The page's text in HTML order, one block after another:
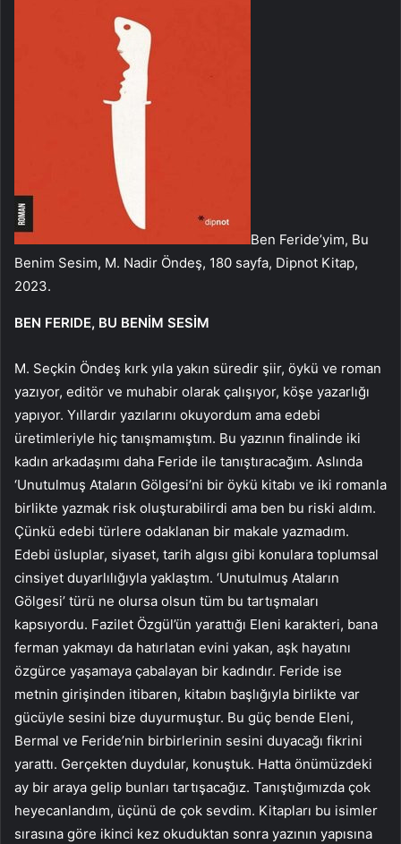
Ben Feride’yim, Bu
Benim Sesim, M. Nadir Öndeş, 180 sayfa, Dipnot Kitap,
2023.
BEN FERIDE, BU BENİM SESİM
M. Seçkin Öndeş kırk yıla yakın süredir şiir, öykü ve roman
yazıyor, editör ve muhabir olarak çalışıyor, köşe yazarlığı
yapıyor. Yıllardır yazılarını okuyordum ama edebi
üretimleriyle hiç tanışmamıştım. Bu yazının finalinde iki
kadın arkadaşımı daha Feride ile tanıştıracağım. Aslında
‘Unutulmuş Ataların Gölgesi’ni bir öykü kitabı ve iki romanla
birlikte yazmak risk oluşturabilirdi ama ben bu riski aldım.
Çünkü edebi türlere odaklanan bir makale yazmadım.
Edebi üsluplar, siyaset, tarih algısı gibi konulara toplumsal
cinsiyet duyarlılığıyla yaklaştım. ‘Unutulmuş Ataların
Gölgesi’ türü ne olursa olsun tüm bu tartışmaları
kapsıyordu. Fazilet Özgül’ün yarattığı Eleni karakteri, bana
ferman yakmayı da hatırlatan evini yakan, aşk hayatını
özgürce yaşamaya çabalayan bir kadındır. Feride ise
metnin girişinden itibaren, kitabın başlığıyla birlikte var
gücüyle sesini bize duyurmuştur. Bu güç bende Eleni,
Bermal ve Feride’nin birbirlerinin sesini duyacağı fikrini
yarattı. Gerçekten duydular, konuştuk. Hatta önümüzdeki
ay bir araya gelip bunları tartışacağız. Tanıştığımızda çok
heyecanlandım, üçünü de çok sevdim. Kitapları bu isimler
sırasına göre ikinci kez okuduktan sonra yazının yapısına